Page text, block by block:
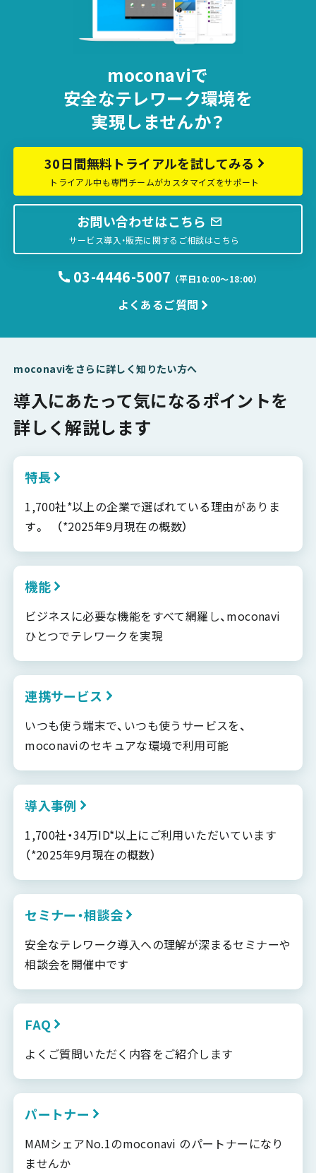
moconaviで
安全なテレワーク環境を
実現しませんか？
30日間無料トライアルを試してみる
トライアル中も専門チームがカスタマイズをサポート
お問い合わせはこちら
サービス導入・販売に関するご相談はこちら
03-4446-5007 （平日10:00〜18:00）
よくあるご質問
moconaviをさらに詳しく知りたい方へ
導入にあたって気になるポイントを
詳しく解説します
特長
1,700社*以上の企業で選ばれている理由がありま
す。 （*2025年9月現在の概数）
機能
ビジネスに必要な機能をすべて網羅し、moconavi
ひとつでテレワークを実現
連携サービス
いつも使う端末で、いつも使うサービスを、
moconaviのセキュアな環境で利用可能
導入事例
1,700社・34万ID*以上にご利用いただいています
（*2025年9月現在の概数）
セミナー・相談会
安全なテレワーク導入への理解が深まるセミナーや
相談会を開催中です
FAQ
よくご質問いただく内容をご紹介します
パートナー
MAMシェアNo.1のmoconavi のパートナーになり
ませんか